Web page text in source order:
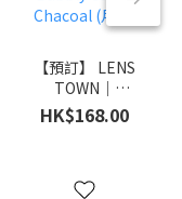
【預訂】 LENS
TOWN｜
Romantea
Bubbly Candy
HK$168.00